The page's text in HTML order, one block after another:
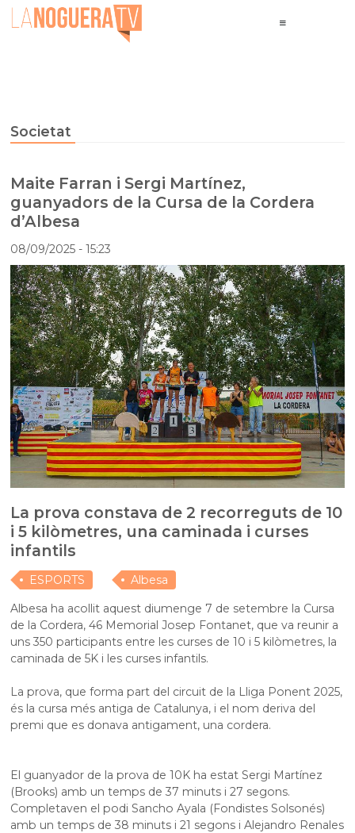
Societat
Maite Farran i Sergi Martínez,
guanyadors de la Cursa de la Cordera
d’Albesa
08/09/2025- 15:23
La prova constava de 2 recorreguts de 10
i 5 kilòmetres, una caminada i curses
infantils
ESPORTS
Albesa
Albesa ha acollit aquest diumenge 7 de setembre la Cursa
de la Cordera, 46 Memorial Josep Fontanet, que va reunir a
uns 350 participants entre les curses de 10 i 5 kilòmetres, la
caminada de 5K i les curses infantils.
La prova, que forma part del circuit de la Lliga Ponent 2025,
és la cursa més antiga de Catalunya, i el nom deriva del
premi que es donava antigament, una cordera.
El guanyador de la prova de 10K ha estat Sergi Martínez
(Brooks) amb un temps de 37 minuts i 27 segons.
Completaven el podi Sancho Ayala (Fondistes Solsonés)
amb un temps de 38 minuts i 21 segons i Alejandro Renales